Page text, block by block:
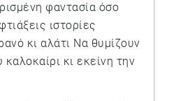
φαντασία όσο
ιστορίες
κι αλάτι Να θυμίζουν
κι εκείνη την